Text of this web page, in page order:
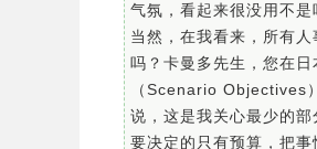
气氛，看起来很没用不是
当然，在我看来，所有
吗？卡曼多先生，您在
（Scenario Objectives
说，这是我关心最少的
要决定的只有预算，把